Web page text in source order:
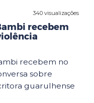
340 visualizações
recebem
recebem no
sobre
guarulhense